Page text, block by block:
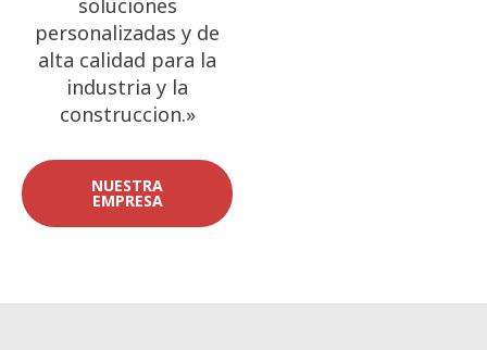
soluciones
personalizadas y de
alta calidad para la
industria y la
construccion.»
NUESTRA
EMPRESA